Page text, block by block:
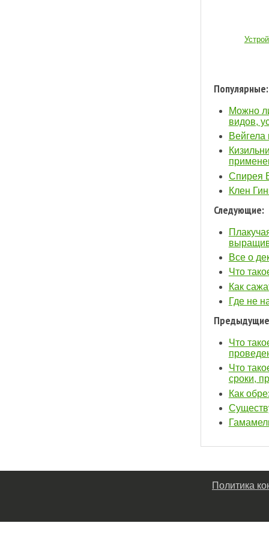
Популярные:
Можно
видов,
Вейгела
Спирея
Клен
Следующие:
Все о
Что
Как
Где не
Что
Что
сроки,
Как
Политика